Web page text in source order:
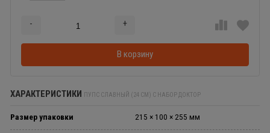
- +
В корзину
ХАРАКТЕРИСТИКИ ПУПС СЛАВНЫЙ (24 СМ) С НАБОР ДОКТОР
Размер упаковки 215 × 100 × 255 мм